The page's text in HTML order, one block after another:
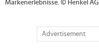
Markenerlebnisse. © Henkel AG
Advertisement